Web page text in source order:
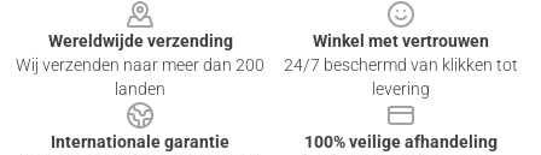
Wereldwijde verzending
Wij verzenden naar meer dan 200
landen
Winkel met vertrouwen
24/7 beschermd van klikken tot
levering
Internationale garantie
100% veilige afhandeling